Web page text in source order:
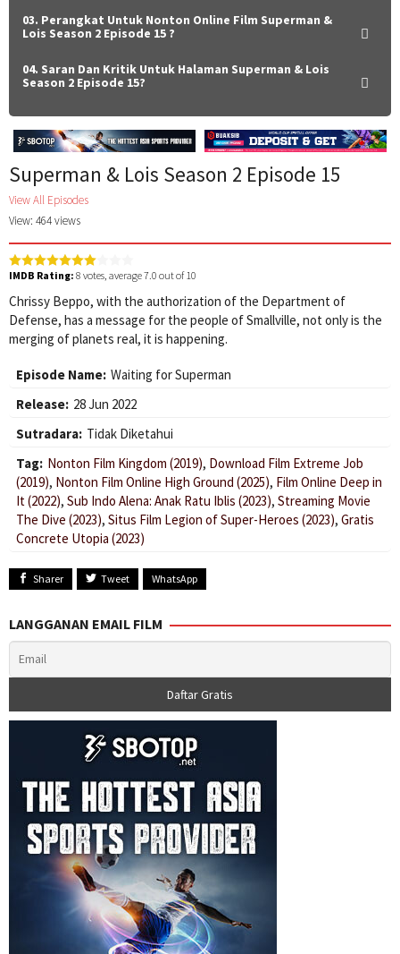
03. Perangkat Untuk Nonton Online Film Superman &
Lois Season 2 Episode 15 ?
04. Saran Dan Kritik Untuk Halaman Superman & Lois
Season 2 Episode 15?
Superman & Lois Season 2 Episode 15
View All Episodes
View: 464 views
IMDB Rating: 8 votes, average7.0 out of 10
Chrissy Beppo, with the authorization of the Department of
Defense, has a message for the people of Smallville, not only is the
merging of planets real, it is happening.
Episode Name: Waiting for Superman
Release: 28 Jun 2022
Sutradara: Tidak Diketahui
Tag: Nonton Film Kingdom (2019), Download Film Extreme Job
(2019), Nonton Film Online High Ground (2025), Film Online Deep in
It (2022), Sub Indo Alena: Anak Ratu Iblis (2023), Streaming Movie
The Dive (2023), Situs Film Legion of Super-Heroes (2023), Gratis
Concrete Utopia (2023)
Sharer Tweet WhatsApp
LANGGANAN EMAIL FILM